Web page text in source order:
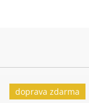
doprava zdarma